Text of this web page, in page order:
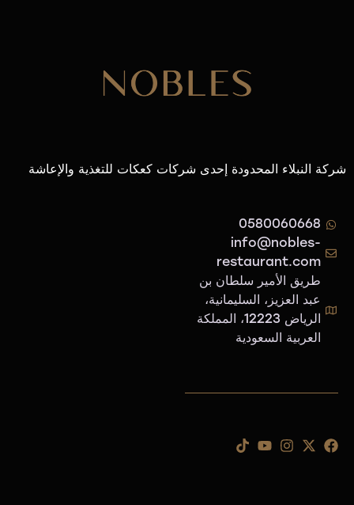
شركة النبلاء المحدودة إحدى شركات كعكات للتغذية والإعاشة
0580060668
info@nobles-
restaurant.com
طريق الأمير سلطان بن
عبد العزيز، السليمانية،
الرياض 12223، المملكة
العربية السعودية